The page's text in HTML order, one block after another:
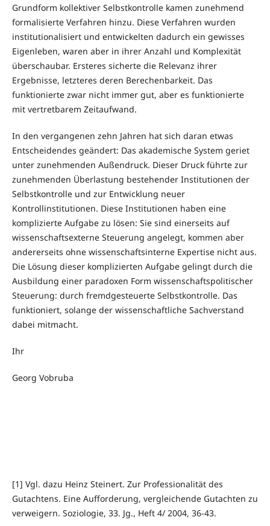
Grundform kollektiver Selbstkontrolle kamen zunehmend
formalisierte Verfahren hinzu. Diese Verfahren wurden
institutionalisiert und entwickelten dadurch ein gewisses
Eigenleben, waren aber in ihrer Anzahl und Komplexität
überschaubar. Ersteres sicherte die Relevanz ihrer
Ergebnisse, letzteres deren Berechenbarkeit. Das
funktionierte zwar nicht immer gut, aber es funktionierte
mit vertretbarem Zeitaufwand.
In den vergangenen zehn Jahren hat sich daran etwas
Entscheidendes geändert: Das akademische System geriet
unter zunehmenden Außendruck. Dieser Druck führte zur
zunehmenden Überlastung bestehender Institutionen der
Selbstkontrolle und zur Entwicklung neuer
Kontrollinstitutionen. Diese Institutionen haben eine
komplizierte Aufgabe zu lösen: Sie sind einerseits auf
wissenschaftsexterne Steuerung angelegt, kommen aber
andererseits ohne wissenschaftsinterne Expertise nicht aus.
Die Lösung dieser komplizierten Aufgabe gelingt durch die
Ausbildung einer paradoxen Form wissenschaftspolitischer
Steuerung: durch fremdgesteuerte Selbstkontrolle. Das
funktioniert, solange der wissenschaftliche Sachverstand
dabei mitmacht.
Ihr
Georg Vobruba
[1] Vgl. dazu Heinz Steinert. Zur Professionalität des
Gutachtens. Eine Aufforderung, vergleichende Gutachten zu
verweigern. Soziologie, 33. Jg., Heft 4/ 2004, 36-43.